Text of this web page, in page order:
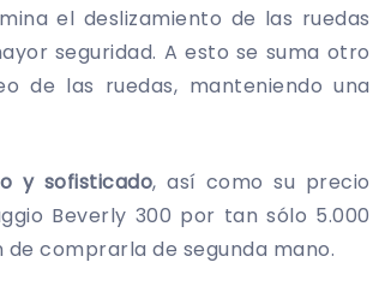
el deslizamiento de las ruedas
seguridad. A esto se suma otro
de las ruedas, manteniendo una
y sofisticado, así como su precio
Beverly 300 por tan sólo 5.000
comprarla de segunda mano.